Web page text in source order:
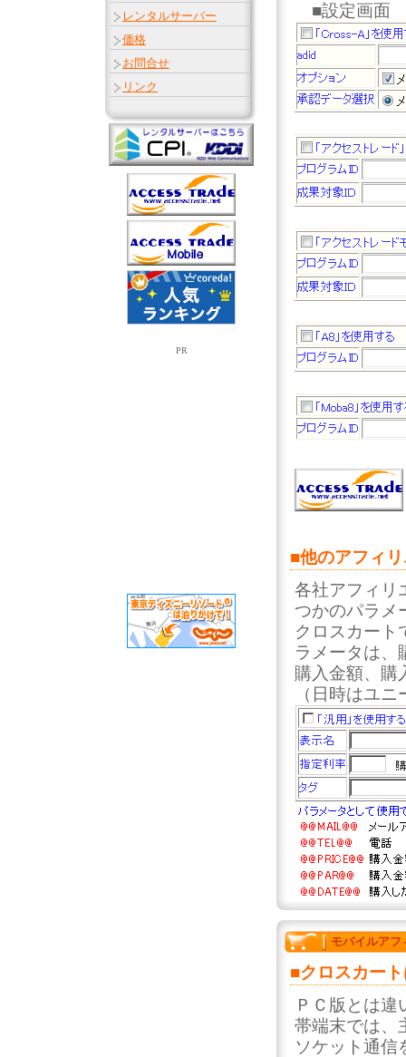
■設定画面
■他のアフィ
各社アフィリ
つかのパラメ
クロスカート
ラメータは、
購入金額、購
（日時はユ
モバイルアフ
■クロスカー
ＰＣ版とは違
帯端末では、
ソケット通信
レンタルサーバー
価格
お問合せ
リンク
PR